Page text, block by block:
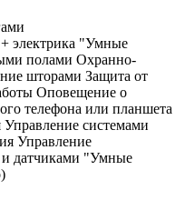
электрика "Умные
полами Охранно-
шторами Защита от
Оповещение о
телефона или планшета
Управление системами
Управление
датчиками "Умные